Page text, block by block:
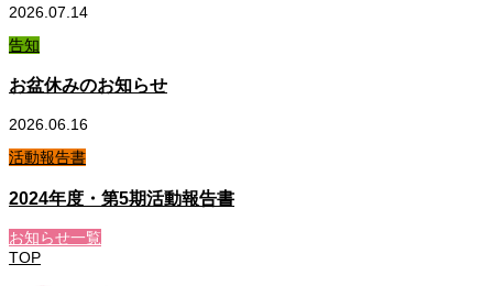
2026.07.14
告知
お盆休みのお知らせ
2026.06.16
活動報告書
2024年度・第5期活動報告書
お知らせ一覧
TOP